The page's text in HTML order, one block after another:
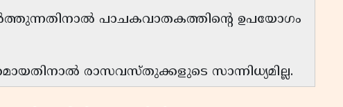
പാചകവാതകത്തിന്റെ ഉപയോഗം
രാസവസ്തുക്കളുടെ സാന്നിധ്യമില്ല.